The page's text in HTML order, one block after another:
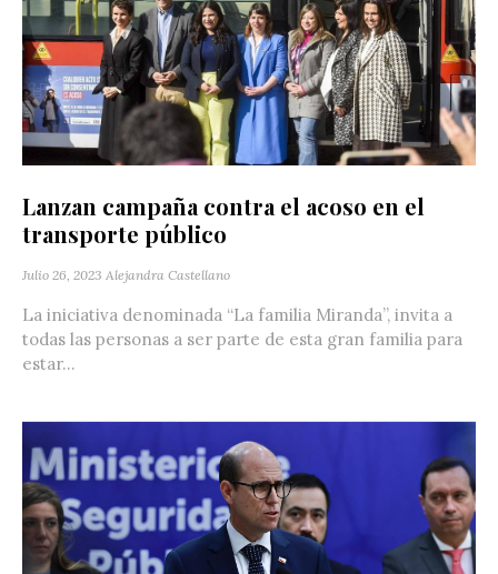
Lanzan campaña contra el acoso en el
transporte público
Julio 26, 2023 Alejandra Castellano
La iniciativa denominada “La familia Miranda”, invita a
todas las personas a ser parte de esta gran familia para
estar...